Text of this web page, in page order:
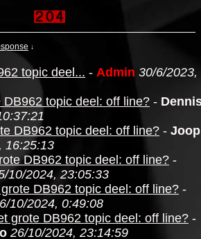
↓
topic deel... - Admin 30/6/2023,
DB962 topic deel: off line? -
DB962 topic deel: off line? - Joop
16:25:13
DB962 topic deel: off line? -
10/2024, 23:05:33
DB962 topic deel: off line? -
10/2024, 0:49:08
grote DB962 topic deel: off line? -
26/10/2024, 23:14:59